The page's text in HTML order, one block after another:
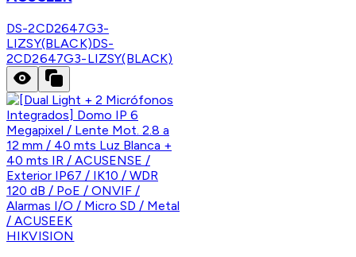
DS-2CD2647G3-
LIZSY(BLACK)DS-
2CD2647G3-LIZSY(BLACK)
HIKVISION